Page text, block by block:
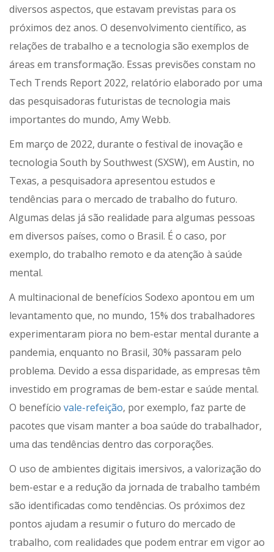
diversos aspectos, que estavam previstas para os
próximos dez anos. O desenvolvimento científico, as
relações de trabalho e a tecnologia são exemplos de
áreas em transformação. Essas previsões constam no
Tech Trends Report 2022, relatório elaborado por uma
das pesquisadoras futuristas de tecnologia mais
importantes do mundo, Amy Webb.
Em março de 2022, durante o festival de inovação e
tecnologia South by Southwest (SXSW), em Austin, no
Texas, a pesquisadora apresentou estudos e
tendências para o mercado de trabalho do futuro.
Algumas delas já são realidade para algumas pessoas
em diversos países, como o Brasil. É o caso, por
exemplo, do trabalho remoto e da atenção à saúde
mental.
A multinacional de benefícios Sodexo apontou em um
levantamento que, no mundo, 15% dos trabalhadores
experimentaram piora no bem-estar mental durante a
pandemia, enquanto no Brasil, 30% passaram pelo
problema. Devido a essa disparidade, as empresas têm
investido em programas de bem-estar e saúde mental.
O benefício vale-refeição, por exemplo, faz parte de
pacotes que visam manter a boa saúde do trabalhador,
uma das tendências dentro das corporações.
O uso de ambientes digitais imersivos, a valorização do
bem-estar e a redução da jornada de trabalho também
são identificadas como tendências. Os próximos dez
pontos ajudam a resumir o futuro do mercado de
trabalho, com realidades que podem entrar em vigor ao